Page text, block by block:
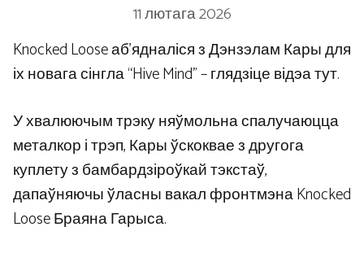
11 лютага 2026
Knocked Loose аб’ядналіся з Дэнзэлам Кары для
іх новага сінгла “Hive Mind” – глядзіце відэа тут.
У хвалюючым трэку няўмольна спалучаюцца
металкор і трэп, Кары ўскоквае з другога
куплету з бамбардзіроўкай тэкстаў,
дапаўняючы ўласны вакал фронтмэна Knocked
Loose Браяна Гарыса.